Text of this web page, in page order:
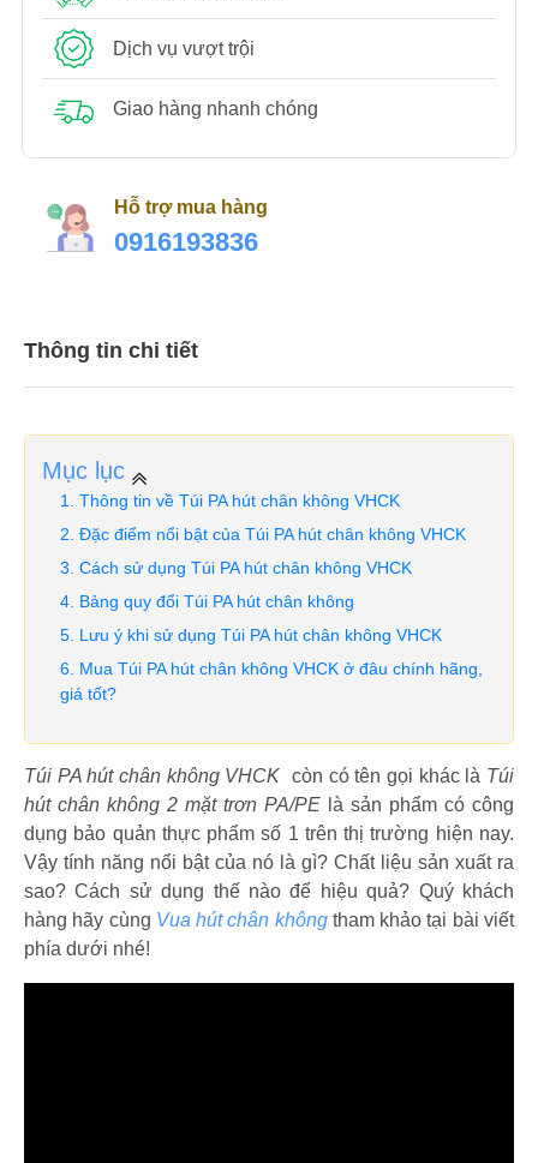
Dịch vụ vượt trội
Giao hàng nhanh chóng
Hỗ trợ mua hàng
0916193836
Thông tin chi tiết
Mục lục
Thông tin về Túi PA hút chân không VHCK
Đặc điểm nổi bật của Túi PA hút chân không VHCK
Cách sử dụng Túi PA hút chân không VHCK
Bảng quy đổi Túi PA hút chân không
Lưu ý khi sử dụng Túi PA hút chân không VHCK
Mua Túi PA hút chân không VHCK ở đâu chính hãng,
giá tốt?
Túi PA hút chân không VHCK còn có tên gọi khác là Túi
hút chân không 2 mặt trơn PA/PE là sản phẩm có công
dụng bảo quản thực phẩm số 1 trên thị trường hiện nay.
Vậy tính năng nổi bật của nó là gì? Chất liệu sản xuất ra
sao? Cách sử dụng thế nào để hiệu quả? Quý khách
hàng hãy cùng Vua hút chân khôngtham khảo tại bài viết
phía dưới nhé!